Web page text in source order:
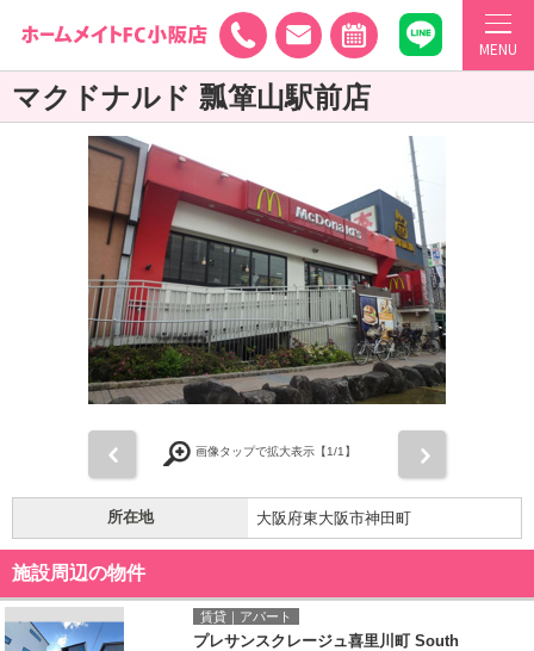
MENU
マクドナルド 瓢箪山駅前店
画像タップで拡大表示【1/1】
所在地 大阪府東大阪市神田町
施設周辺の物件
賃貸｜アパート
プレサンスクレージュ喜里川町 South